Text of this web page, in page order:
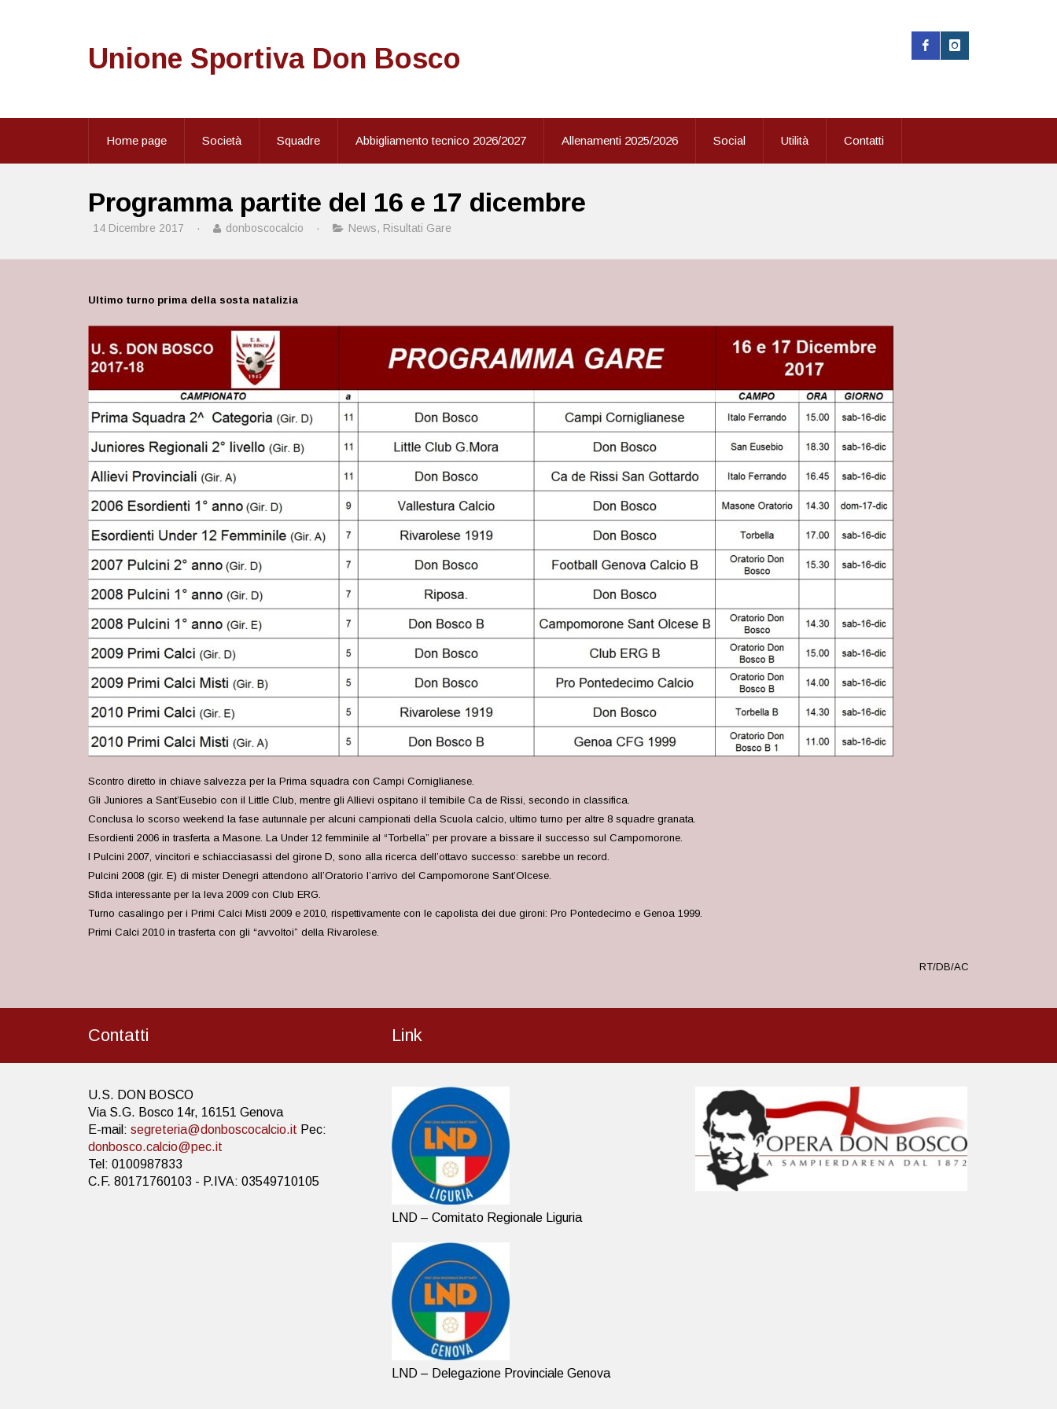
Unione Sportiva Don Bosco
Home page Società Squadre Abbigliamento tecnico 2026/2027 Allenamenti 2025/2026 Social Utilità Contatti
Programma partite del 16 e 17 dicembre
14 Dicembre 2017 · donboscocalcio · News, Risultati Gare
Ultimo turno prima della sosta natalizia
Scontro diretto in chiave salvezza per la Prima squadra con Campi Corniglianese.
Gli Juniores a Sant’Eusebio con il Little Club, mentre gli Allievi ospitano il temibile Ca de Rissi, secondo in classifica.
Conclusa lo scorso weekend la fase autunnale per alcuni campionati della Scuola calcio, ultimo turno per altre 8 squadre granata.
Esordienti 2006 in trasferta a Masone. La Under 12 femminile al “Torbella” per provare a bissare il successo sul Campomorone.
I Pulcini 2007, vincitori e schiacciasassi del girone D, sono alla ricerca dell’ottavo successo: sarebbe un record.
Pulcini 2008 (gir. E) di mister Denegri attendono all’Oratorio l’arrivo del Campomorone Sant’Olcese.
Sfida interessante per la leva 2009 con Club ERG.
Turno casalingo per i Primi Calci Misti 2009 e 2010, rispettivamente con le capolista dei due gironi: Pro Pontedecimo e Genoa 1999.
Primi Calci 2010 in trasferta con gli “avvoltoi” della Rivarolese.
RT/DB/AC
Contatti
U.S. DON BOSCO
Via S.G. Bosco 14r, 16151 Genova
E-mail: segreteria@donboscocalcio.it Pec:
donbosco.calcio@pec.it
Tel: 0100987833
C.F. 80171760103 - P.IVA: 03549710105
Link
LND – Comitato Regionale Liguria
LND – Delegazione Provinciale Genova